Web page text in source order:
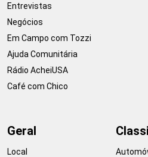
Entrevistas
Negócios
Em Campo com Tozzi
Ajuda Comunitária
Rádio AcheiUSA
Café com Chico
Geral
Local